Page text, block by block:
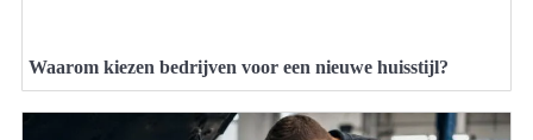
Waarom kiezen bedrijven voor een nieuwe huisstijl?